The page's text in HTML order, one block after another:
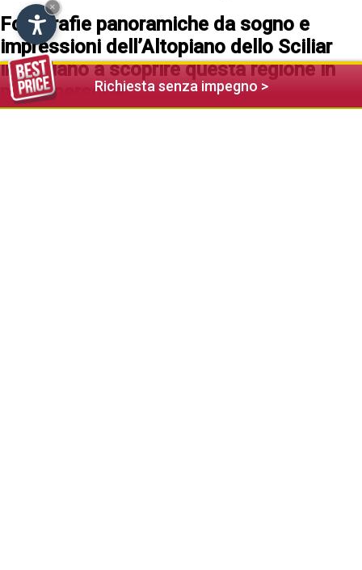
Fotografie panoramiche da sogno e
impressioni dell’Altopiano dello Sciliar
invogliano a scoprire questa regione in
prima personaRichiesta senza impegno >
×